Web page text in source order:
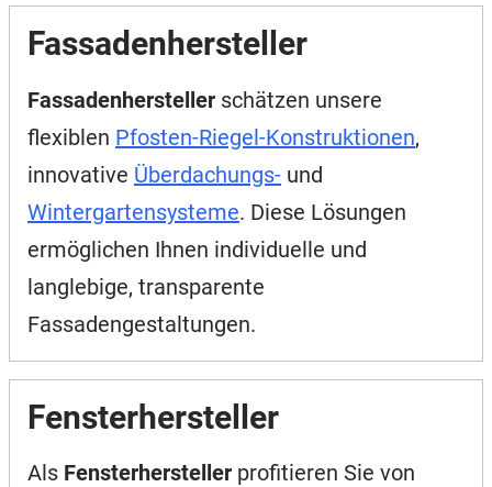
Fassadenhersteller
Fassadenhersteller schätzen unsere
flexiblen Pfosten-Riegel-Konstruktionen,
innovative Überdachungs- und
Wintergartensysteme. Diese Lösungen
ermöglichen Ihnen individuelle und
langlebige, transparente
Fassadengestaltungen.
Fensterhersteller
Als Fensterhersteller profitieren Sie von